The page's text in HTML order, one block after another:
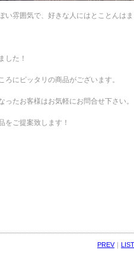
雰囲気で、好きな人にはとことんはま
した！
にピッタリの商品がございます。
たお客様はお気軽にお問合せ下さい。
をご提案致します！
PREV｜ LIST